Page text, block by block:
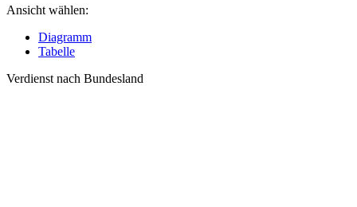
Ansicht wählen:
Diagramm
Tabelle
Verdienst nach Bundesland